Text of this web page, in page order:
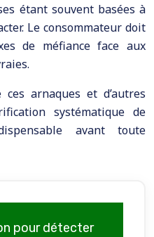
étant souvent basées à
Le consommateur doit
de méfiance face aux
arnaques et d’autres
systématique de
avant toute
pour détecter